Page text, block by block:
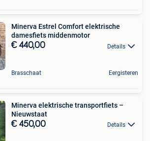
Minerva Estrel Comfort elektrische
damesfiets middenmotor
€ 440,00 Details
Brasschaat Eergisteren
Minerva elektrische transportfiets –
Nieuwstaat
€ 450,00 Details